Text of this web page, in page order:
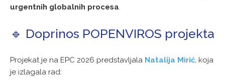
urgentnih globalnih procesa.
🔹 Doprinos POPENVIROS projekta
Projekat je na EPC 2026 predstavljala Natalija Mirić, koja
je izlagala rad: